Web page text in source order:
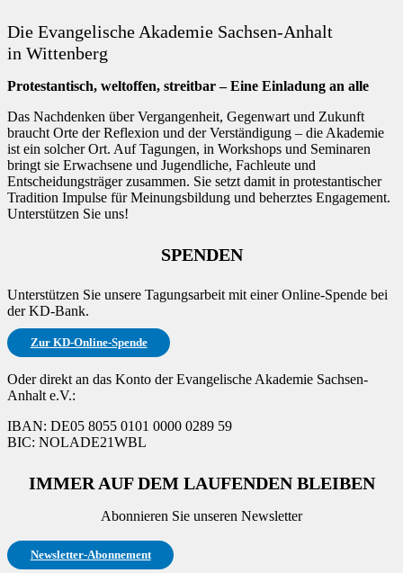
Die Evangelische Akademie Sachsen-Anhalt
in Wittenberg
Protestantisch, weltoffen, streitbar – Eine Einladung an alle
Das Nachdenken über Vergangenheit, Gegenwart und Zukunft
braucht Orte der Reflexion und der Verständigung – die Akademie
ist ein solcher Ort. Auf Tagungen, in Workshops und Seminaren
bringt sie Erwachsene und Jugendliche, Fachleute und
Entscheidungsträger zusammen. Sie setzt damit in protestantischer
Tradition Impulse für Meinungsbildung und beherztes Engagement.
Unterstützen Sie uns!
SPENDEN
Unterstützen Sie unsere Tagungsarbeit mit einer Online-Spende bei
der KD-Bank.
Zur KD-Online-Spende
Oder direkt an das Konto der Evangelische Akademie Sachsen-
Anhalt e.V.:
IBAN: DE05 8055 0101 0000 0289 59
BIC: NOLADE21WBL
IMMER AUF DEM LAUFENDEN BLEIBEN
Abonnieren Sie unseren Newsletter
Newsletter-Abonnement